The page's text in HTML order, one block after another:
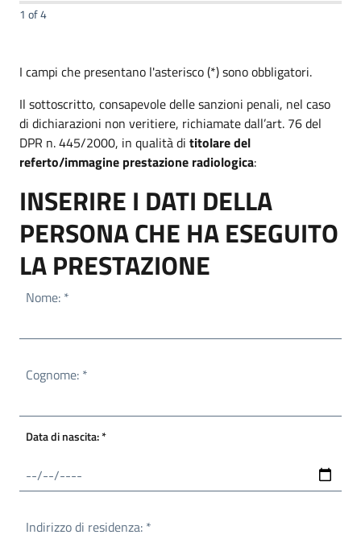
1 of 4
I campi che presentano l'asterisco (*) sono obbligatori.
Il sottoscritto, consapevole delle sanzioni penali, nel caso
di dichiarazioni non veritiere, richiamate dall’art. 76 del
DPR n. 445/2000, in qualità di titolare del
referto/immagine prestazione radiologica:
INSERIRE I DATI DELLA
PERSONA CHE HA ESEGUITO
LA PRESTAZIONE
Nome: *
Cognome: *
Data di nascita:*Obbligatorio
Indirizzo di residenza: *